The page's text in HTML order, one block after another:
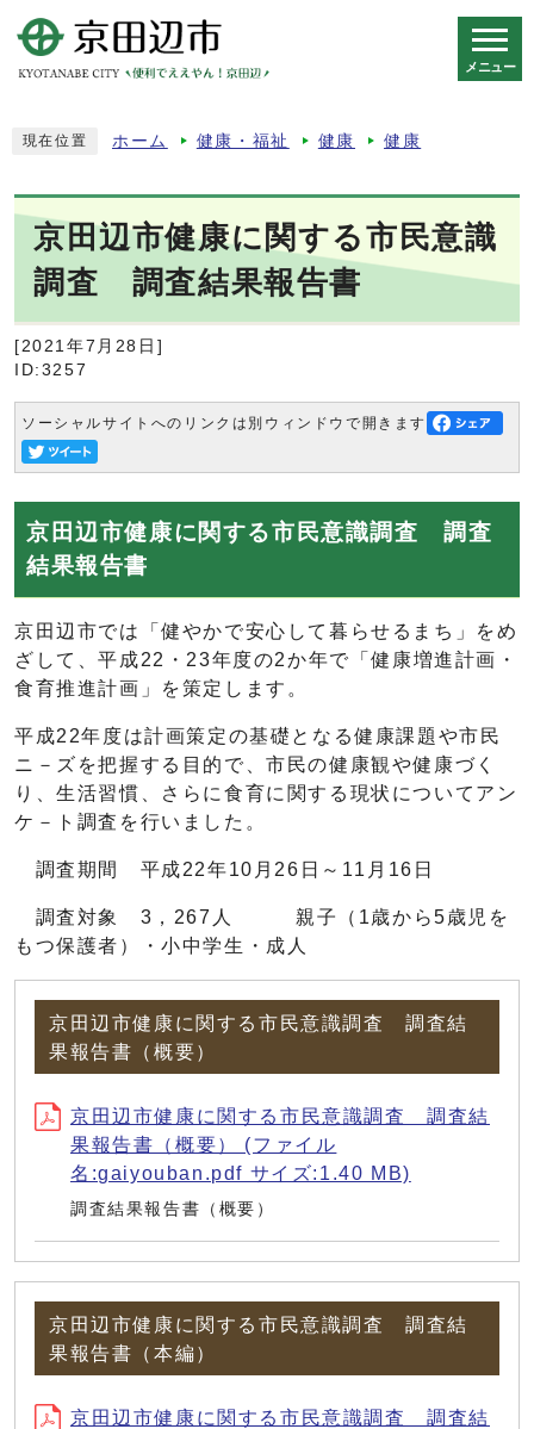
メニュー
現在位置 ホーム 健康・福祉 健康 健康
京田辺市健康に関する市民意識
調査 調査結果報告書
[2021年7月28日]
ID:3257
ソーシャルサイトへのリンクは別ウィンドウで開きます
京田辺市健康に関する市民意識調査 調査
結果報告書
京田辺市では「健やかで安心して暮らせるまち」をめ
ざして、平成22・23年度の2か年で「健康増進計画・
食育推進計画」を策定します。
平成22年度は計画策定の基礎となる健康課題や市民
ニ－ズを把握する目的で、市民の健康観や健康づく
り、生活習慣、さらに食育に関する現状についてアン
ケ－ト調査を行いました。
調査期間 平成22年10月26日～11月16日
調査対象 3，267人 親子（1歳から5歳児を
もつ保護者）・小中学生・成人
京田辺市健康に関する市民意識調査 調査結
果報告書（概要）
京田辺市健康に関する市民意識調査 調査結
果報告書（概要） (ファイル
名:gaiyouban.pdf サイズ:1.40 MB)
調査結果報告書（概要）
京田辺市健康に関する市民意識調査 調査結
果報告書（本編）
京田辺市健康に関する市民意識調査 調査結